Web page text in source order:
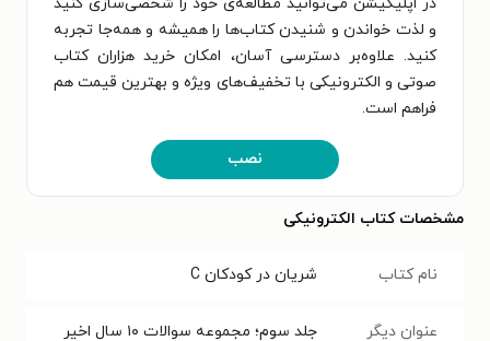
و لذت خواندن و شنیدن کتاب‌ها را همیشه و همه‌جا تجربه
کنید. علاوه‌بر دسترسی آسان، امکان خرید هزاران کتاب
صوتی و الکترونیکی با تخفیف‌های ویژه و بهترین قیمت هم
فراهم است.
نصب
مشخصات کتاب الکترونیکی
نام کتاب شریان در کودکان C
عنوان دیگر
جلد سوم؛ مجموعه سوالات ۱۰ سال اخیر